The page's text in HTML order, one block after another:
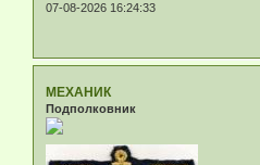
07-08-2026 16:24:33
МЕХАНИК
Подполковник